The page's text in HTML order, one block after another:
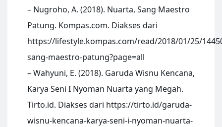
– Nugroho, A. (2018). Nuarta, Sang Maestro
Patung. Kompas.com. Diakses dari
https://lifestyle.kompas.com/read/2018/01/25/
sang-maestro-patung?page=all
– Wahyuni, E. (2018). Garuda Wisnu Kencana,
Karya Seni I Nyoman Nuarta yang Megah.
Tirto.id. Diakses dari https://tirto.id/garuda-
wisnu-kencana-karya-seni-i-nyoman-nuarta-